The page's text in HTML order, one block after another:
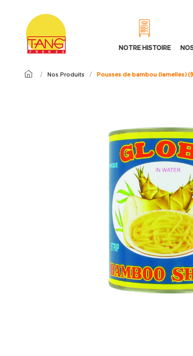
NOTRE HISTOIRE
/ Nos Produits / Pousses de bambou (lamelles) (